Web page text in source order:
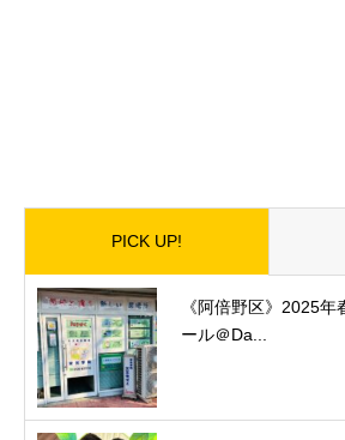
PICK UP!
《阿倍野区》2025
ール＠Da...